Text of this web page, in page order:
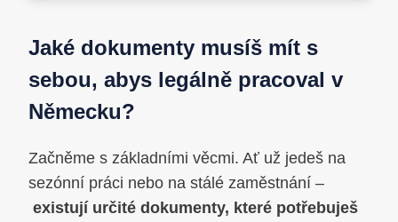
Jaké dokumenty musíš mít s
sebou, abys legálně pracoval v
Německu?
Začněme s základními věcmi. Ať už jedeš na
sezónní práci nebo na stálé zaměstnání –
existují určité dokumenty, které potřebuješ